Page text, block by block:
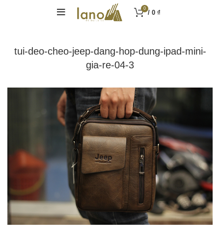
0
/ 0 ₫
tui-deo-cheo-jeep-dang-hop-dung-ipad-mini-
gia-re-04-3